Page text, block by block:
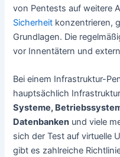
von Pentests auf weitere
Sicherheit konzentrieren,
Grundlagen. Die
vor Innentätern und
Bei einem Infrastruktur-
hauptsächlich
Systeme,
Datenbanken und viele
sich der Test auf virtuelle
gibt es zahlreiche